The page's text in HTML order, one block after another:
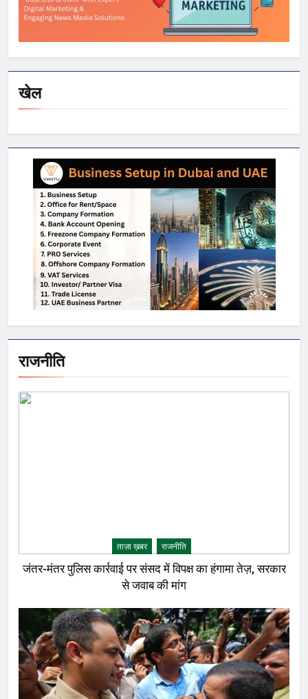
खेल
राजनीति
ताज़ा ख़बर राजनीति
जंतर-मंतर पुलिस कार्रवाई पर संसद में विपक्ष का हंगामा तेज़, सरकार
से जवाब की मांग